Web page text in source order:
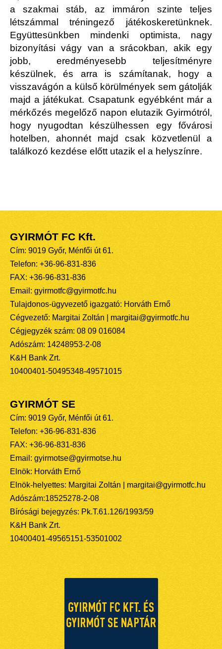
a szakmai stáb, az immáron szinte teljes
létszámmal tréningező játékoskeretünknek.
Együttesünkben mindenki optimista, nagy
bizonyítási vágy van a srácokban, akik egy
jobb, eredményesebb teljesítményre
készülnek, és arra is számítanak, hogy a
visszavágón a külső körülmények sem gátolják
majd a játékukat. Csapatunk egyébként már a
mérkőzés megelőző napon elutazik Gyirmótról,
hogy nyugodtan készülhessen egy fővárosi
hotelben, ahonnét majd csak közvetlenül a
találkozó kezdése előtt utazik el a helyszínre.
GYIRMÓT FC Kft.
Cím: 9019 Győr, Ménfői út 61.
Telefon: +36-96-831-836
FAX: +36-96-831-836
Email: gyirmotfc@gyirmotfc.hu
Tulajdonos-ügyvezető igazgató: Horváth Ernő
Cégvezető: Margitai Zoltán | margitai@gyirmotfc.hu
Cégjegyzék szám: 08 09 016084
Adószám: 14248953-2-08
K&H Bank Zrt.
10400401-50495348-49571015
GYIRMÓT SE
Cím: 9019 Győr, Ménfői út 61.
Telefon: +36-96-831-836
FAX: +36-96-831-836
Email: gyirmotse@gyirmotse.hu
Elnök: Horváth Ernő
Elnök-helyettes: Margitai Zoltán | margitai@gyirmotfc.hu
Adószám:18525278-2-08
Bírósági bejegyzés: Pk.T.61.126/1993/59
K&H Bank Zrt.
10400401-49565151-53501002